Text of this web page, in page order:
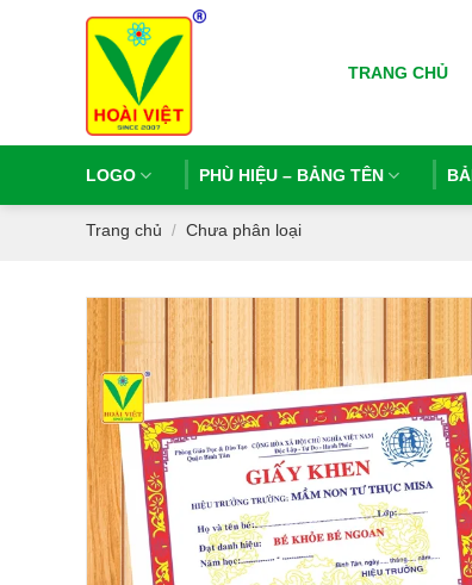
TRANG CHỦ
LOGO PHÙ HIỆU – BẢNG TÊN
Trang chủ / Chưa phân loại